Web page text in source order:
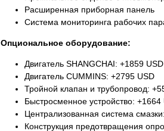
Расширенная приборная панель
Система мониторинга рабочих
Опциональное оборудование:
Двигатель SHANGCHAI: +1859 USD
Двигатель CUMMINS: +2795 USD
Тройной клапан и трубопровод:
Быстросменное устройство: +1664
Централизованная система
Конструкция предотвращения